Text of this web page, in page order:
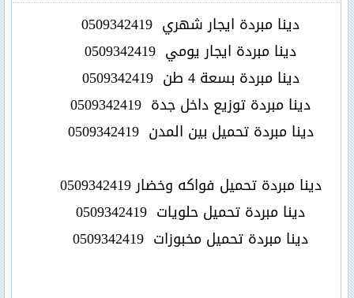
دينا مبردة ايجار شهري 0509342419
دينا مبردة ايجار يومي 0509342419
دينا مبردة بسعة 4 طن
0509342419
دينا مبردة توزيع داخل جدة 0509342419
دينا مبردة تحميل بين المدن0509342419
دينا مبردة تحميل فواكه وخضار0509342419
دينا مبردة تحميل حلويات 0509342419
دينا مبردة تحميل مخبوزات 0509342419